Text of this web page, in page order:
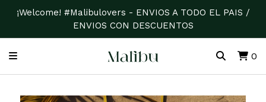
¡Welcome! #Malibulovers - ENVIOS A TODO EL PAIS /
ENVIOS CON DESCUENTOS
0